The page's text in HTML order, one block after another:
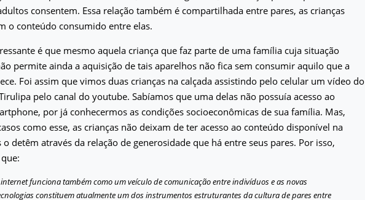
consentem. Essa relação também é compartilhada entre pares, as crianças
o conteúdo consumido entre elas.
é que mesmo aquela criança que faz parte de uma família cuja situação
permite ainda a aquisição de tais aparelhos não fica sem consumir aquilo que a
Foi assim que vimos duas crianças na calçada assistindo pelo celular um vídeo do
pelo canal do youtube. Sabíamos que uma delas não possuía acesso ao
por já conhecermos as condições socioeconômicas de sua família. Mas,
como esse, as crianças não deixam de ter acesso ao conteúdo disponível na
o detêm através da relação de generosidade que há entre seus pares. Por isso,
internet funciona também como um veículo de comunicação entre indivíduos e as novas
constituem atualmente um dos instrumentos estruturantes da cultura de pares entre